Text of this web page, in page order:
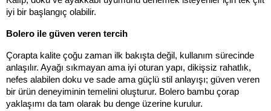
iyi bir başlangıç olabilir.
Bolero ile güven veren tercih
Çorapta kalite çoğu zaman ilk bakışta değil, kullanım sürecinde
anlaşılır. Ayağı sıkmayan ama iyi oturan yapı, dikişsiz rahatlık,
nefes alabilen doku ve sade ama güçlü stil anlayışı; güven veren
bir ürün deneyiminin temelini oluşturur. Bolero bambu çorap
yaklaşımı da tam olarak bu denge üzerine kurulur.